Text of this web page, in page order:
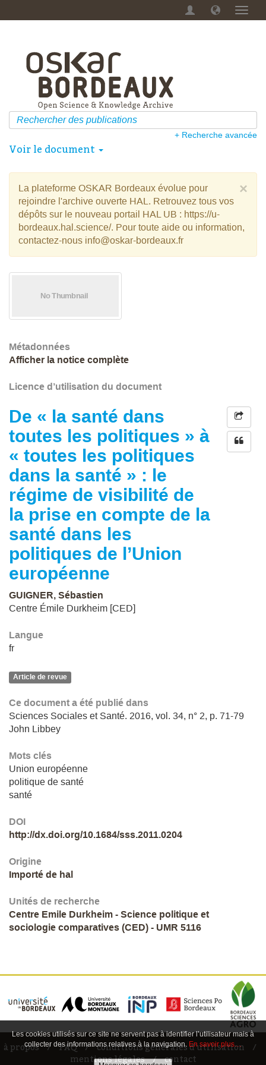
Menu
+ Recherche avancée
Voir le document
×
La plateforme OSKAR Bordeaux évolue pour
rejoindre l'archive ouverte HAL. Retrouvez tous vos
dépôts sur le nouveau portail HAL UB : https://u-
bordeaux.hal.science/. Pour toute aide ou information,
contactez-nous info@oskar-bordeaux.fr
Métadonnées
Afficher la notice complète
Licence d’utilisation du document
De « la santé dans
toutes les politiques » à
« toutes les politiques
dans la santé » : le
régime de visibilité de
la prise en compte de la
santé dans les
politiques de l’Union
européenne
GUIGNER, Sébastien
Centre Émile Durkheim [CED]
Langue
fr
Article de revue
Ce document a été publié dans
Sciences Sociales et Santé. 2016, vol. 34, n° 2, p. 71-79
John Libbey
Mots clés
Union européenne
politique de santé
santé
DOI
http://dx.doi.org/10.1684/sss.2011.0204
Origine
Importé de hal
Unités de recherche
Centre Emile Durkheim - Science politique et
sociologie comparatives (CED) - UMR 5116
à propos FAQ
conditions générales d'utilisation
mentions légales
contact
Les cookies utilisés sur ce site ne servent pas à identifier l’utilisateur mais à
collecter des informations relatives à la navigation. En savoir plus…